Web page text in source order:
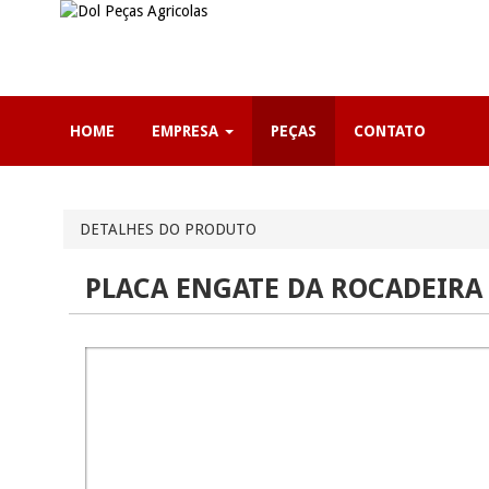
HOME EMPRESA PEÇAS CONTATO
DETALHES DO PRODUTO
PLACA ENGATE DA